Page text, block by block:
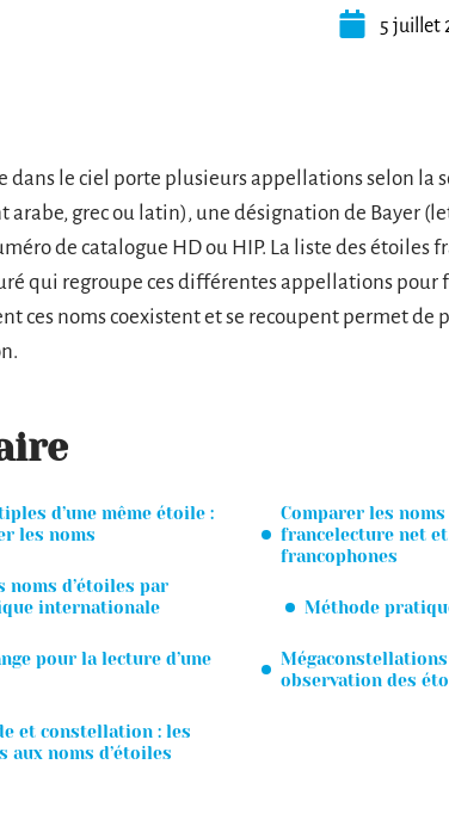
5 juillet
dans le ciel porte plusieurs appellations selon la
grec ou latin), une désignation de Bayer
de catalogue HD ou HIP. La liste des étoiles
qui regroupe ces différentes appellations pour
ces noms coexistent et se recoupent permet de
d’une même étoile :
les noms
noms d’étoiles par
internationale
pour la lecture d’une
et constellation : les
aux noms d’étoiles
Comparer les
francelecture net
francophones
Méthode
observation des